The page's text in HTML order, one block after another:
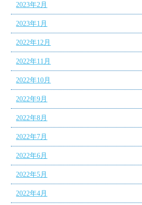
2023年2月
2023年1月
2022年12月
2022年11月
2022年10月
2022年9月
2022年8月
2022年7月
2022年6月
2022年5月
2022年4月